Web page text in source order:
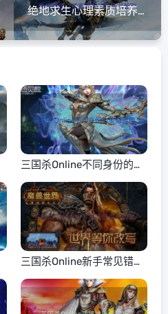
绝地求生心理素质培养与压力管理
三国杀Online不同身份的策
略运用
三国杀Online新手常见错误
与对策